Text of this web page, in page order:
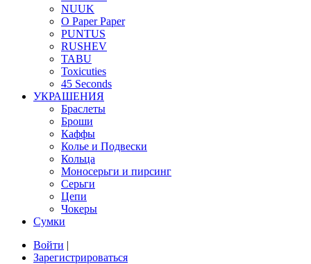
NUUK
O Paper Paper
PUNTUS
RUSHEV
TABU
Toxicuties
45 Seconds
УКРАШЕНИЯ
Браслеты
Броши
Каффы
Колье и Подвески
Кольца
Моносерьги и пирсинг
Серьги
Цепи
Чокеры
Сумки
Войти |
Зарегистрироваться